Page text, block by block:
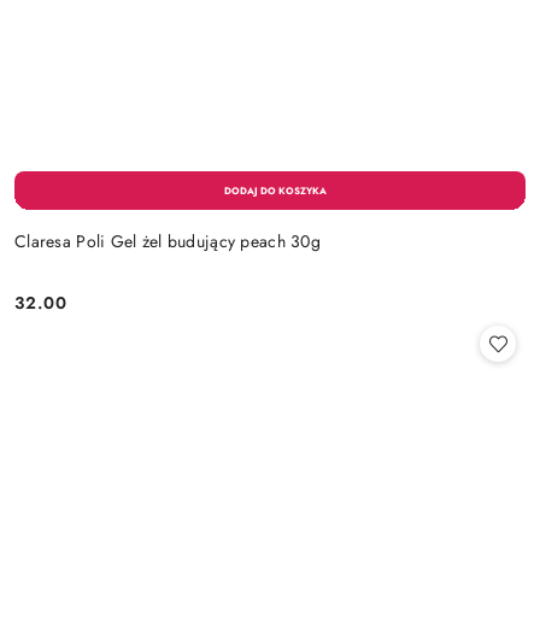
Claresa Poli Gel żel budujący peach 30g
Cena:
32.00